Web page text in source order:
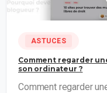
ASTUCES
Comment regarder
son ordinateur ?
Comment regarder